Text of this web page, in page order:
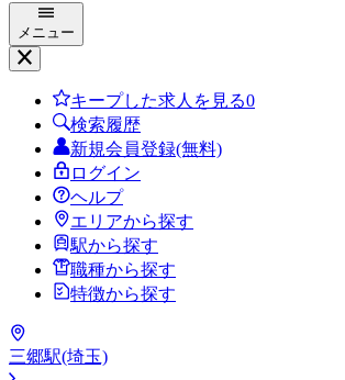
メニュー
キープした求人を見る0
検索履歴
新規会員登録(無料)
ログイン
ヘルプ
エリアから探す
駅から探す
職種から探す
特徴から探す
三郷駅(埼玉)